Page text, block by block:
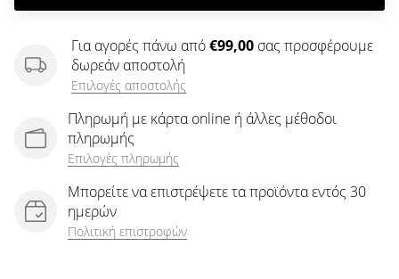
Για αγορές πάνω από€99,00 σας προσφέρουμε
δωρεάν αποστολή
Επιλογές αποστολής
Πληρωμή με κάρτα online ή άλλες μέθοδοι
πληρωμής
Επιλογές πληρωμής
Μπορείτε να επιστρέψετε τα προϊόντα εντός 30
ημερών
Πολιτική επιστροφών